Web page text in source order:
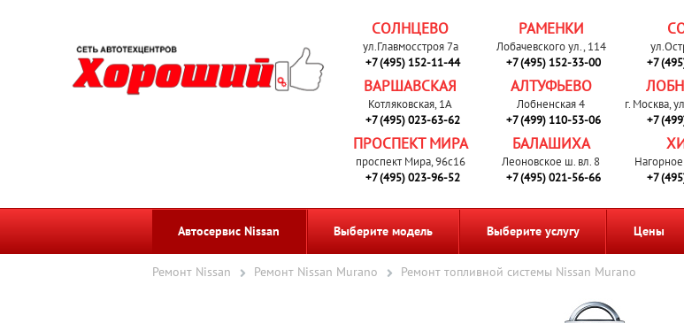
СОЛНЦЕВО
ул.Главмосстроя 7а
+7 (495) 152-11-44
РАМЕНКИ
Лобачевского ул., 114
+7 (495) 152-33-00
+7
ВАРШАВСКАЯ
Котляковская, 1А
+7 (495) 023-63-62
АЛТУФЬЕВО
Лобненская 4
+7 (499) 110-53-06
г. Москва,
+7
ПРОСПЕКТ МИРА
проспект Мира, 96с16
+7 (495) 023-96-52
БАЛАШИХА
Леоновское ш. вл. 8
+7 (495) 021-56-66
+7
Автосервис Nissan Выберите модель Выберите услугу Цены
Ремонт Nissan Ремонт Nissan Murano Ремонт топливной системы Nissan Murano